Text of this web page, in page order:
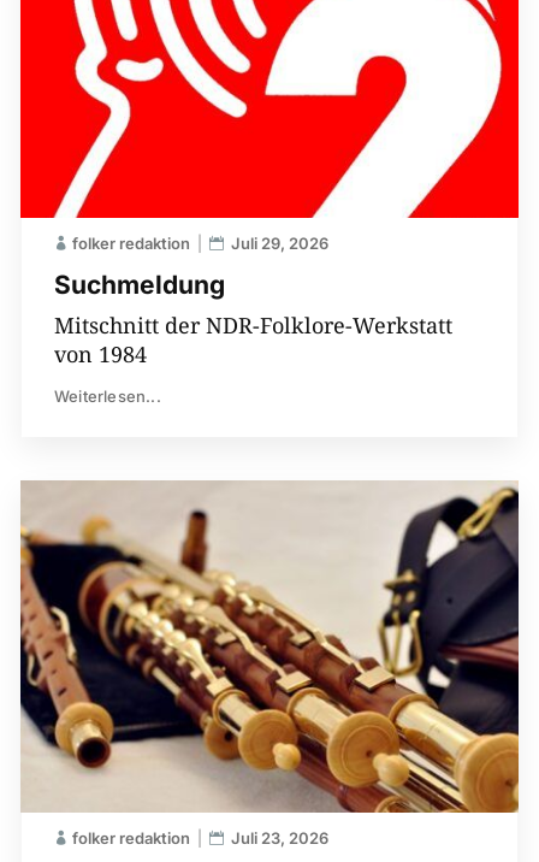
Suchmeldung
folker redaktion Juli 29, 2026
Mitschnitt der NDR-Folklore-Werkstatt
von 1984
Weiterlesen...
folker redaktion Juli 23, 2026